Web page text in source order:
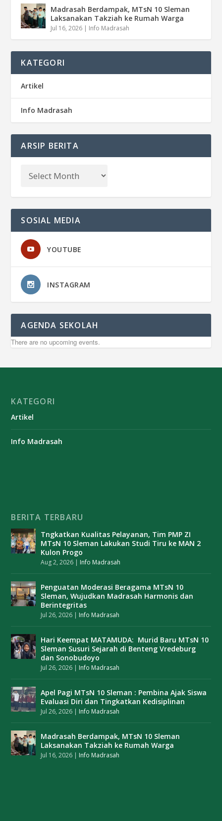
Madrasah Berdampak, MTsN 10 Sleman
Laksanakan Takziah ke Rumah Warga
Jul 16, 2026 | Info Madrasah
KATEGORI
Artikel
Info Madrasah
ARSIP BERITA
SOSIAL MEDIA
YOUTUBE
INSTAGRAM
AGENDA SEKOLAH
There are no upcoming events.
KATEGORI
Artikel
Info Madrasah
BERITA TERBARU
Tngkatkan Kualitas Pelayanan, Tim PMP ZI
MTsN 10 Sleman Lakukan Studi Tiru ke MAN 2
Kulon Progo
Aug 2, 2026 | Info Madrasah
Penguatan Moderasi Beragama MTsN 10
Sleman, Wujudkan Madrasah Harmonis dan
Berintegritas
Jul 26, 2026 | Info Madrasah
Hari Keempat MATAMUDA: Murid Baru MTsN 10
Sleman Susuri Sejarah di Benteng Vredeburg
dan Sonobudoyo
Jul 26, 2026 | Info Madrasah
Apel Pagi MTsN 10 Sleman : Pembina Ajak Siswa
Evaluasi Diri dan Tingkatkan Kedisiplinan
Jul 26, 2026 | Info Madrasah
Madrasah Berdampak, MTsN 10 Sleman
Laksanakan Takziah ke Rumah Warga
Jul 16, 2026 | Info Madrasah